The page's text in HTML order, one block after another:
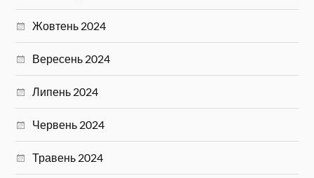
Жовтень 2024
Вересень 2024
Липень 2024
Червень 2024
Травень 2024